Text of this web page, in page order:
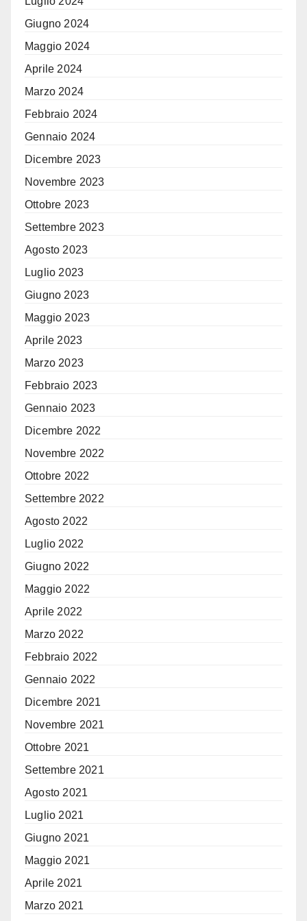
Giugno 2024
Maggio 2024
Aprile 2024
Marzo 2024
Febbraio 2024
Gennaio 2024
Dicembre 2023
Novembre 2023
Ottobre 2023
Settembre 2023
Agosto 2023
Luglio 2023
Giugno 2023
Maggio 2023
Aprile 2023
Marzo 2023
Febbraio 2023
Gennaio 2023
Dicembre 2022
Novembre 2022
Ottobre 2022
Settembre 2022
Agosto 2022
Luglio 2022
Giugno 2022
Maggio 2022
Aprile 2022
Marzo 2022
Febbraio 2022
Gennaio 2022
Dicembre 2021
Novembre 2021
Ottobre 2021
Settembre 2021
Agosto 2021
Luglio 2021
Giugno 2021
Maggio 2021
Aprile 2021
Marzo 2021